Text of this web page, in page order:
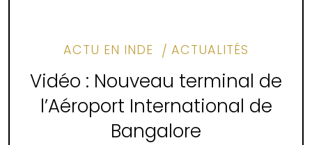
ACTU EN INDE ACTUALITÉS
Vidéo : Nouveau terminal de
l’Aéroport International de
Bangalore